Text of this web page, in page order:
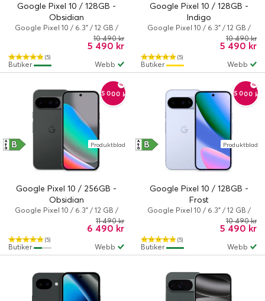
Google Pixel 10 / 128GB -
Obsidian
Google Pixel 10 / 6.3" / 12 GB /
128 GB / Dual-SIM / Android 16 /
(5)
5 490 kr
10 490 kr
Webb
Butiker
Google Pixel 10 / 128GB -
Indigo
Google Pixel 10 / 6.3" / 12 GB /
128 GB / Dual-SIM / Android 16 /
(5)
5 490 kr
10 490 kr
Webb
Butiker
-5 000 kr
Google Pixel 10 / 256GB -
Obsidian
Google Pixel 10 / 6.3" / 12 GB /
256 GB / Dual-SIM / Android 16 /
B
A
↑
G Produktblad
(5)
6 490 kr
11 490 kr
Webb
Butiker
-5 000 kr
Google Pixel 10 / 128GB -
Frost
Google Pixel 10 / 6.3" / 12 GB /
128 GB / Dual-SIM / Android 16 /
B
A
↑
G Produktblad
(5)
5 490 kr
10 490 kr
Webb
Butiker